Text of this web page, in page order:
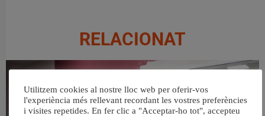
RELACIONAT
Utilitzem cookies al nostre lloc web per oferir-vos
l'experiència més rellevant recordant les vostres preferències
i visites repetides. En fer clic a "Acceptar-ho tot", accepteu